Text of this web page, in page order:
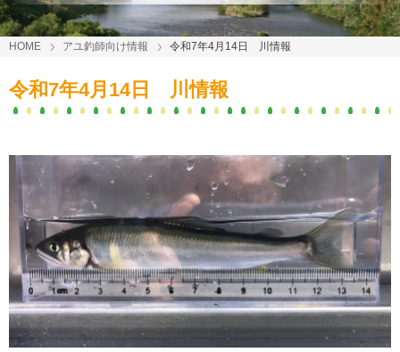
HOME アユ釣師向け情報 令和7年4月14日 川情報
令和7年4月14日 川情報